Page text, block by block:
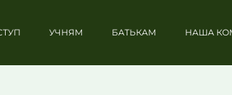
УЧНЯМ БАТЬКАМ НАША